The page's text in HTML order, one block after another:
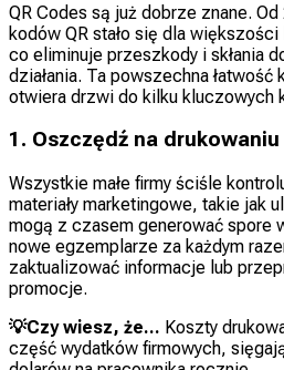
QR Codes są już dobrze znane.
kodów QR stało się dla
co eliminuje przeszkody i skłania
działania. Ta powszechna łatwość
otwiera drzwi do kilku kluczowych
1. Oszczędź na
Wszystkie małe firmy ściśle
materiały marketingowe, takie jak
mogą z czasem generować spore
nowe egzemplarze za każdym
zaktualizować informacje lub
promocje.
💡Czy wiesz, że... Koszty
część wydatków firmowych,